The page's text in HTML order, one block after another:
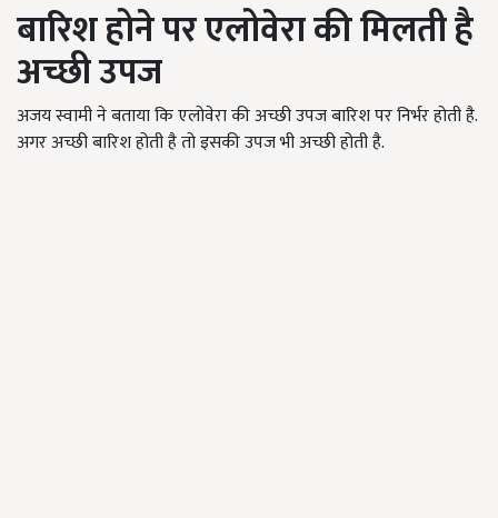
बारिश होने परएलोवेरा कीमिलती है
अच्छी उपज
अजय स्वामी ने बताया कि एलोवेरा की अच्छी उपज बारिश पर निर्भर होती है.
अगर अच्छी बारिश होती है तो इसकी उपज भी अच्छी होती है.